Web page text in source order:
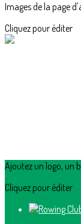
Images de la page
Cliquez pour éditer
Ajoutez un logo, un
Cliquez pour éditer